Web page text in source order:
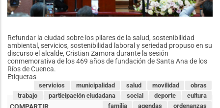
Refundar la ciudad sobre los pilares de la salud, sostenibilidad
ambiental, servicios, sostenibilidad laboral y seriedad propuso en su
discurso el alcalde, Cristian Zamora durante la sesión
conmemorativa de los 469 años de fundación de Santa Ana de los
Ríos de Cuenca.
Etiquetas
obras
movilidad
salud
municipalidad
servicios
cultura
deporte
social
participación ciudadana
trabajo
ordenanzas
agendas
familia